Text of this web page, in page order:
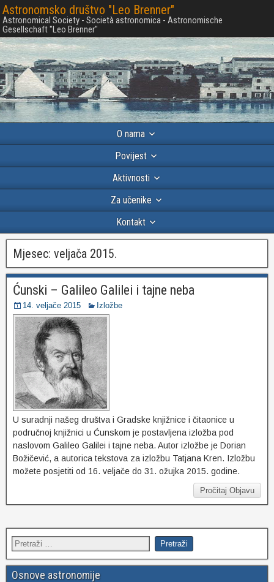
Astronomsko društvo "Leo Brenner"
Astronomical Society - Società astronomica - Astronomische
Gesellschaft "Leo Brenner"
O nama
Povijest
Aktivnosti
Za učenike
Kontakt
Mjesec: veljača 2015.
Ćunski – Galileo Galilei i tajne neba
14. veljače 2015 Izložbe
U suradnji našeg društva i Gradske knjižnice i čitaonice u
područnoj knjižnici u Ćunskom je postavljena izložba pod
naslovom Galileo Galilei i tajne neba. Autor izložbe je Dorian
Božičević, a autorica tekstova za izložbu Tatjana Kren. Izložbu
možete posjetiti od 16. veljače do 31. ožujka 2015. godine.
Pročitaj Objavu
Osnove astronomije